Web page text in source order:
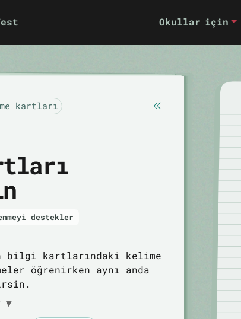
Okullar için
kartları
destekler
bilgi kartlarındaki kelime
öğrenirken aynı anda
▼